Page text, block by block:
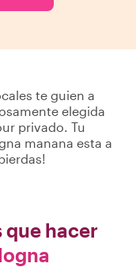
te guien a
elegida
privado. Tu
manana esta a
que hacer